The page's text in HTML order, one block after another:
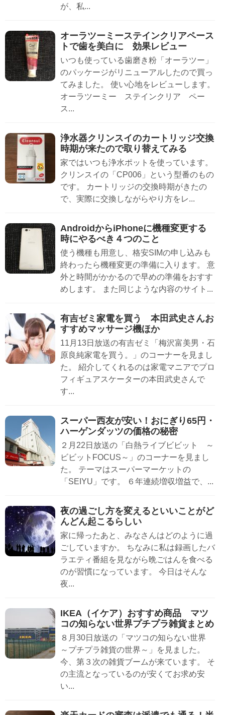
が、私...
オーラツーミーステインクリアペース
トで歯を美白に 効果レビュー
いつも使っている歯磨き粉「オーラツー」
のパッケージがリニューアルしたので買っ
てみました。 使い心地をレビューします。
オーラツーミー ステインクリア ペー
ス...
浄水器クリンスイのカートリッジ交換
時期が来たので取り替えてみる
家ではいつも浄水ポットを使っています。
クリンスイの「CP006」という型番のもの
です。 カートリッジの交換時期がきたの
で、実際に交換しながらやり方をレ...
AndroidからiPhoneに機種変更する
時にやるべき４つのこと
使う機種も用意し、格安SIMの申し込みも
終わったら機種変更の準備に入ります。 意
外と時間がかかるので早めの準備をおすす
めします。 また同じような内容のサイト...
有吉ゼミ家電を買う 本田武史さんお
すすめマッサージ機ほか
11月13日放送の有吉ゼミ「梅沢富美男・石
原良純家電を買う。」のコーナーを見まし
た。 紹介してくれるのは家電マニアでプロ
フィギュアスケーターの本田武史さんで
す...
スーパー西友が安い！おにぎり65円・
ハーゲンダッツの価格の秘密
２月22日放送の「白熱ライブビビット ～
ビビットFOCUS～」のコーナーを見まし
た。 テーマはスーパーマーケットの
「SEIYU」です。 ６年連続増収増益で、...
夜の過ごし方を変えるといいことがど
んどん起こるらしい
家に帰ったあと、みなさんはどのように過
ごしていますか。 ちなみに私は録画したバ
ラエティ番組を見ながら晩ごはんを食べる
のが習慣になっています。 今日はそんな
夜...
IKEA（イケア）おすすめ商品 マツ
コの知らない世界プチプラ雑貨まとめ
８月30日放送の「マツコの知らない世界
～プチプラ雑貨の世界～」を見ました。
今、第３次の雑貨ブームが来ています。 そ
の主流となっているのが安くてお求め安
い...